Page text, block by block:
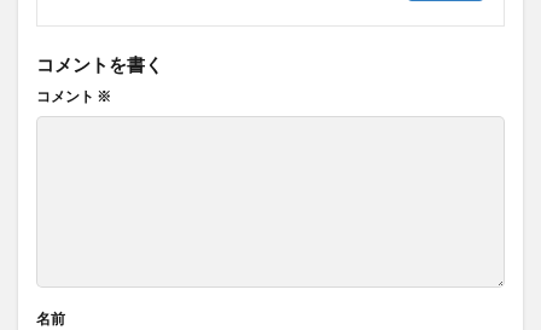
コメントを書く
コメント ※
名前